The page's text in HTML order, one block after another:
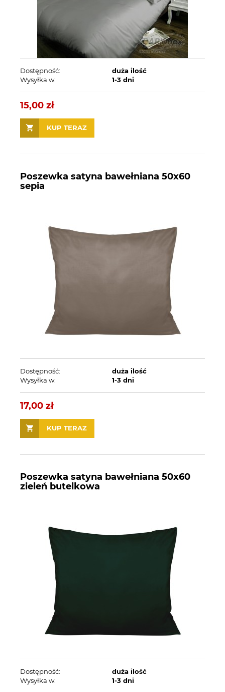
Dostępność:
duża ilość
Wysyłka w:
1-3 dni
15,00 zł
KUP TERAZ
Poszewka satyna bawełniana 50x60
sepia
Dostępność:
duża ilość
Wysyłka w:
1-3 dni
17,00 zł
KUP TERAZ
Poszewka satyna bawełniana 50x60
zieleń butelkowa
Dostępność:
duża ilość
Wysyłka w:
1-3 dni